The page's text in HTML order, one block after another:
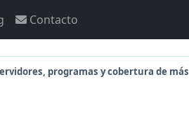
Contacto
programas y cobertura de más